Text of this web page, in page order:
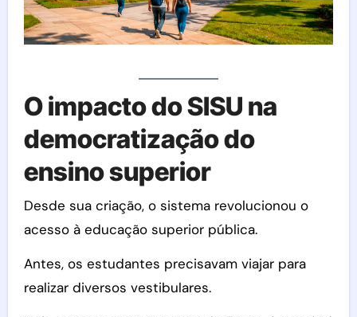
O impacto do SISU na
democratização do
ensino superior
Desde sua criação, o sistema revolucionou o
acesso à educação superior pública.
Antes, os estudantes precisavam viajar para
realizar diversos vestibulares.